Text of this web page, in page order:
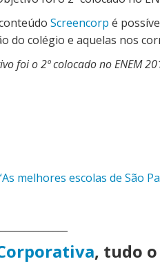
Screencorp é
do colégio e aquelas nos
foi o 2º colocado no ENEM
melhores escolas de São
, tudo